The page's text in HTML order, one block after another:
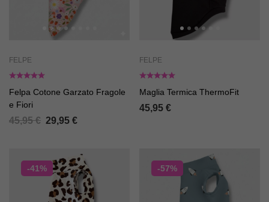
FELPE
Felpa Cotone Garzato Fragole
e Fiori
45,95€ 29,95 €
FELPE
Maglia Termica ThermoFit
45,95 €
-41% -57%